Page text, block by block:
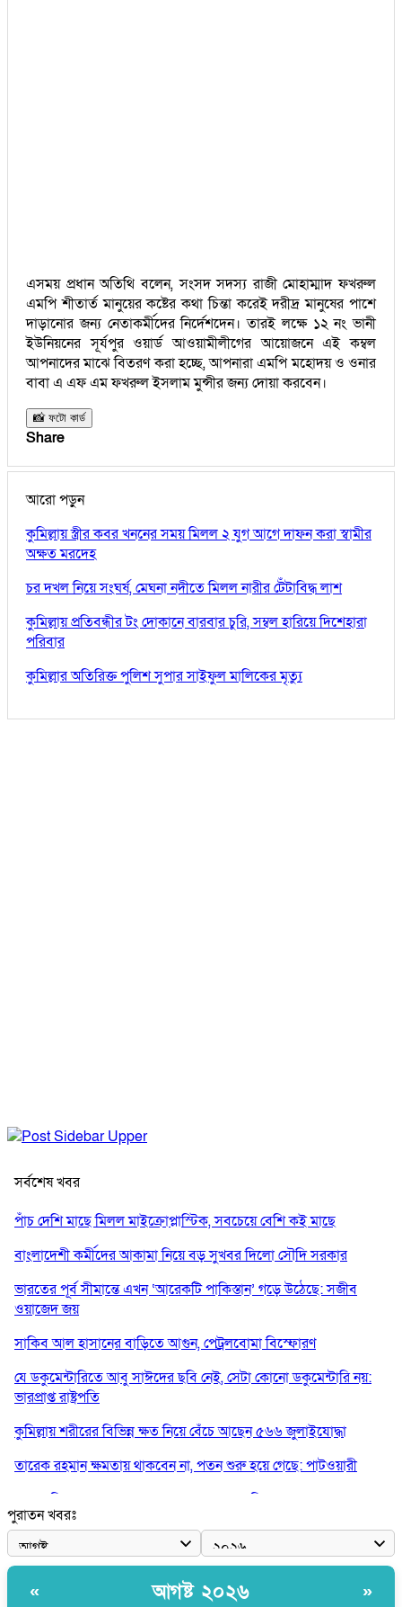
এসময় প্রধান অতিথি বলেন, সংসদ সদস্য রাজী মোহাম্মাদ ফখরুল
এমপি শীতার্ত মানুয়ের কষ্টের কথা চিন্তা করেই দরীদ্র মানুষের পাশে
দাড়ানোর জন্য নেতাকর্মীদের নির্দেশদেন। তারই লক্ষে ১২ নং ভানী
ইউনিয়নের সূর্যপুর ওয়ার্ড আওয়ামীলীগের আয়োজনে এই কম্বল
আপনাদের মাঝে বিতরণ করা হচ্ছে, আপনারা এমপি মহোদয় ও ওনার
বাবা এ এফ এম ফখরুল ইসলাম মুন্সীর জন্য দোয়া করবেন।
📸 ফটো কার্ড
Share
আরো পড়ুন
কুমিল্লায় স্ত্রীর কবর খননের সময় মিলল ২ যুগ আগে দাফন করা স্বামীর
অক্ষত মরদেহ
চর দখল নিয়ে সংঘর্ষ, মেঘনা নদীতে মিলল নারীর টেঁটাবিদ্ধ লাশ
কুমিল্লায় প্রতিবন্ধীর টং দোকানে বারবার চুরি, সম্বল হারিয়ে দিশেহারা
পরিবার
কুমিল্লার অতিরিক্ত পুলিশ সুপার সাইফুল মালিকের মৃত্যু
সর্বশেষ খবর
পাঁচ দেশি মাছে মিলল মাইক্রোপ্লাস্টিক, সবচেয়ে বেশি কই মাছে
বাংলাদেশী কর্মীদের আকামা নিয়ে বড় সুখবর দিলো সৌদি সরকার
ভারতের পূর্ব সীমান্তে এখন ‘আরেকটি পাকিস্তান’ গড়ে উঠেছে: সজীব
ওয়াজেদ জয়
সাকিব আল হাসানের বাড়িতে আগুন, পেট্রলবোমা বিস্ফোরণ
যে ডকুমেন্টারিতে আবু সাঈদের ছবি নেই, সেটা কোনো ডকুমেন্টারি নয়:
ভারপ্রাপ্ত রাষ্ট্রপতি
কুমিল্লায় শরীরের বিভিন্ন ক্ষত নিয়ে বেঁচে আছেন ৫৬৬ জুলাইযোদ্ধা
তারেক রহমান ক্ষমতায় থাকবেন না, পতন শুরু হয়ে গেছে: পাটওয়ারী
শেখ হাসিনাকে আর রাখতে চাচ্ছে না ভারত: আসিফ মাহমুদ
জুলাই কোনো শ্রেণি বা গোষ্ঠীর নয়, এটি সর্বস্তরের মানুষের: ড. ইউনূস
আলিয়া মাদ্রাসায় ছাত্রদল-শিবির সংঘর্ষ, হাতে পাইপ মাথায় হেলমেট পড়ে
মাঠে যুবদল নেতা নয়ন
পুরাতন খবরঃ
« আগষ্ট ২০২৬ »